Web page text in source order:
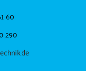
60
290